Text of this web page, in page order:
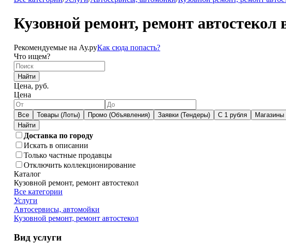
Кузовной ремонт, ремонт автостекол
Рекомендуемые на Ау.руКак сюда попасть?
Что ищем?
Найти
Цена, руб.
Цена
Все Товары (Лоты) Промо (Объявления) Заявки (Тендеры) С 1 рубля Магазины
Доставка по городу
Искать в описании
Только частные продавцы
Отключить коллекционирование
Каталог
Кузовной ремонт, ремонт автостекол
Все категории
Услуги
Автосервисы, автомойки
Кузовной ремонт, ремонт автостекол
Вид услуги